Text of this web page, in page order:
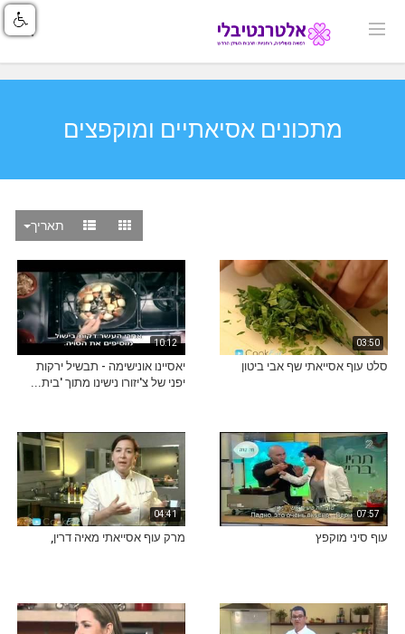
מתכונים אסיאתיים ומוקפצים
תאריך
03:50
סלט עוף אסייאתי שף אבי ביטון
10:12
יאסיינו אונישימה - תבשיל ירקות
יפני של צ'יזורו נישינו מתוך 'בית...
07:57
עוף סיני מוקפץ
04:41
מרק עוף אסייאתי מאיה דרין,